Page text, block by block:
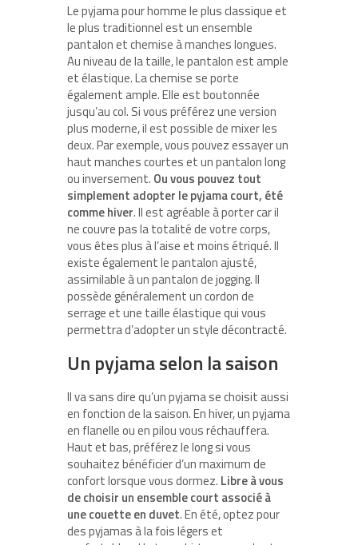
Le pyjama pour homme le plus classique et
le plus traditionnel est un ensemble
pantalon et chemise à manches longues.
Au niveau de la taille, le pantalon est ample
et élastique. La chemise se porte
également ample. Elle est boutonnée
jusqu’au col. Si vous préférez une version
plus moderne, il est possible de mixer les
deux. Par exemple, vous pouvez essayer un
haut manches courtes et un pantalon long
ou inversement. Ou vous pouvez tout
simplement adopter le pyjama court, été
comme hiver. Il est agréable à porter car il
ne couvre pas la totalité de votre corps,
vous êtes plus à l’aise et moins étriqué. Il
existe également le pantalon ajusté,
assimilable à un pantalon de jogging. Il
possède généralement un cordon de
serrage et une taille élastique qui vous
permettra d’adopter un style décontracté.
Un pyjama selon la saison
Il va sans dire qu’un pyjama se choisit aussi
en fonction de la saison. En hiver, un pyjama
en flanelle ou en pilou vous réchauffera.
Haut et bas, préférez le long si vous
souhaitez bénéficier d’un maximum de
confort lorsque vous dormez. Libre à vous
de choisir un ensemble court associé à
une couette en duvet. En été, optez pour
des pyjamas à la fois légers et